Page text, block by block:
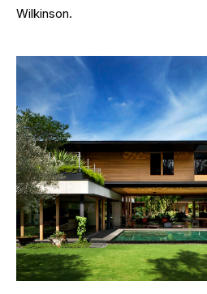
Wilkinson.